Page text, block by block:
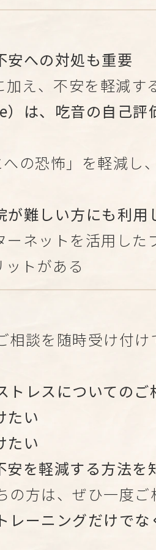
安への対処も重要
え、不安を軽減す
は、吃音の自己評
の恐怖」を軽減し
難しい方にも利用
ネットを活用した
トがある
相談を随時受け付
トレスについてのご
たい
たい
を軽減する方法を
方は、ぜひ一度ご
レーニングだけで